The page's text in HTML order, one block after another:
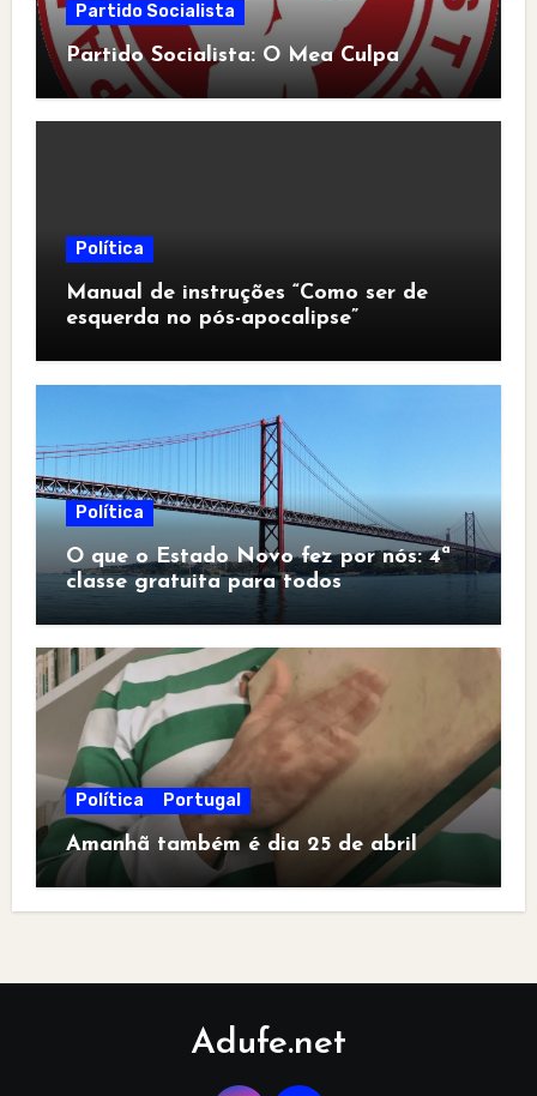
Partido Socialista
Partido Socialista: O Mea Culpa
Política
Manual de instruções “Como ser de
esquerda no pós-apocalipse”
Política
O que o Estado Novo fez por nós: 4ª
classe gratuita para todos
Política Portugal
Amanhã também é dia 25 de abril
Adufe.net